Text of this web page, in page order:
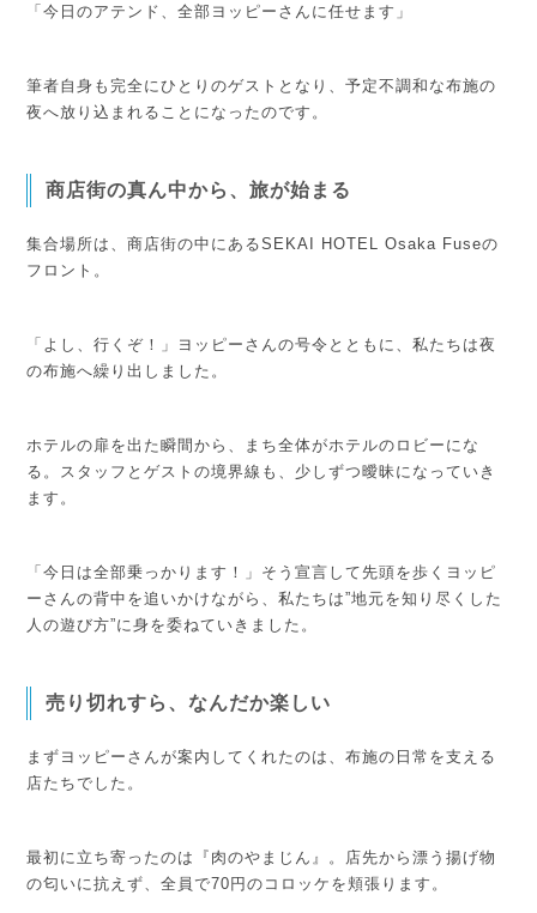
「今日のアテンド、全部ヨッピーさんに任せます」
筆者自身も完全にひとりのゲストとなり、予定不調和な布施の
夜へ放り込まれることになったのです。
商店街の真ん中から、旅が始まる
集合場所は、商店街の中にあるSEKAI HOTEL Osaka Fuseの
フロント。
「よし、行くぞ！」
ヨッピーさんの号令とともに、私たちは夜
の布施へ繰り出しました。
ホテルの扉を出た瞬間から、まち全体がホテルのロビーにな
る。スタッフとゲストの境界線も、少しずつ曖昧になっていき
ます。
「今日は全部乗っかります！」 そう宣言して先頭を歩くヨッピ
ーさんの背中を追いかけながら、私たちは”地元を知り尽くした
人の遊び方”に身を委ねていきました。
売り切れすら、なんだか楽しい
まずヨッピーさんが案内してくれたのは、布施の日常を支える
店たちでした。
最初に立ち寄ったのは『肉のやまじん』。店先から漂う揚げ物
の匂いに抗えず、全員で70円のコロッケを頬張ります。